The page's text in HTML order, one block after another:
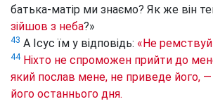
батька-матір ми знаємо? Як же він
зійшов з неба?»
43 А Ісус їм у відповідь: «Не
44 Ніхто не спроможен прийти до
який послав мене, не приведе його,
його останнього дня.